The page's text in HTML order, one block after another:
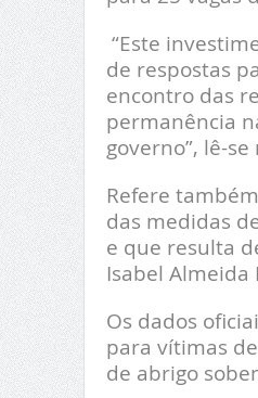
“Este
de respostas
encontro das
permanência
governo”, lê-
Refere
das medidas
e que resulta
Isabel Almeida
Os dados
para vítimas
de abrigo